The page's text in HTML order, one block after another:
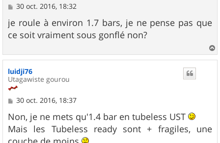
M
s
s
a
30 oct. 2016, 18:32
je roule à environ 1.7 bars, je ne pense pas que
ce soit vraiment sous gonflé non?
a
luidji76
Utagawiste gourou
M
s
s
a
g
30 oct. 2016, 18:37
Non, je ne mets qu'1.4 bar en tubeless UST
Mais les Tubeless ready sont + fragiles, une